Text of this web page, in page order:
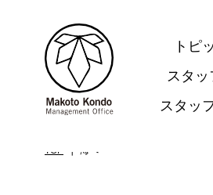
トピ
スタッ
スタッ
TOP 海へ